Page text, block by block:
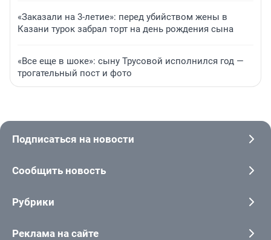
«Заказали на 3-летие»: перед убийством жены в
Казани турок забрал торт на день рождения сына
«Все еще в шоке»: сыну Трусовой исполнился год —
трогательный пост и фото
Подписаться на новости
Сообщить новость
Рубрики
Реклама на сайте